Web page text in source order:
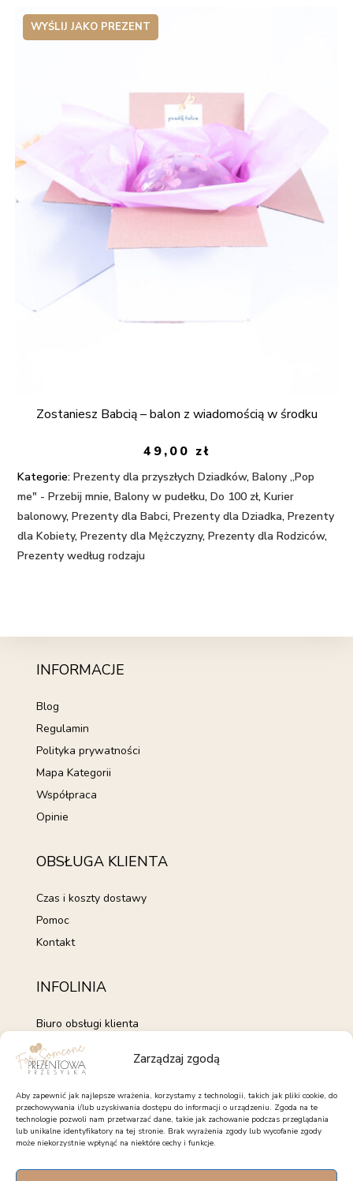
Zarządzaj zgodą
Aby zapewnić jak najlepsze wrażenia, korzystamy z technologii, takich jak pliki cookie, do
przechowywania i/lub uzyskiwania dostępu do informacji o urządzeniu. Zgoda na te
technologie pozwoli nam przetwarzać dane, takie jak zachowanie podczas przeglądania
lub unikalne identyfikatory na tej stronie. Brak wyrażenia zgody lub wycofanie zgody
może niekorzystnie wpłynąć na niektóre cechy i funkcje.
WYŚLIJ JAKO PREZENT
Zostaniesz Babcią – balon z wiadomością w środku
49,00 zł
Kategorie: Prezenty dla przyszłych Dziadków,Balony „Pop
me" - Przebij mnie,Balony w pudełku,Do 100 zł,Kurier
balonowy,Prezenty dla Babci,Prezenty dla Dziadka,Prezenty
dla Kobiety,Prezenty dla Mężczyzny,Prezenty dla Rodziców,
Prezenty według rodzaju
INFORMACJE
Blog
Regulamin
Polityka prywatności
Mapa Kategorii
Współpraca
Opinie
OBSŁUGA KLIENTA
Czas i koszty dostawy
Pomoc
Kontakt
INFOLINIA
Biuro obsługi klienta
+48 735 843 843
pon. - pt. 7:00 - 15:00
kontakt@forsomeone.pl